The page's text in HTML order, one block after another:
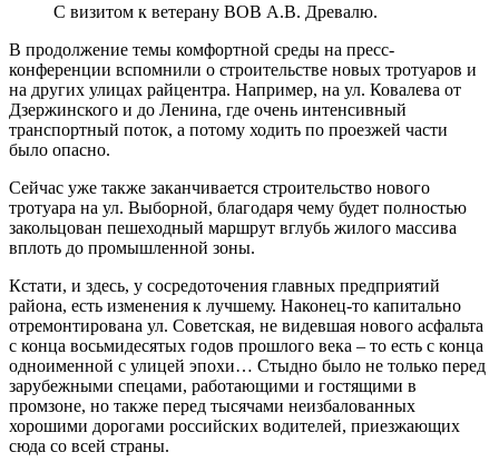
С визитом к ветерану ВОВ А.В. Древалю.
В продолжение темы комфортной среды на пресс-
конференции вспомнили о строительстве новых тротуаров и
на других улицах райцентра. Например, на ул. Ковалева от
Дзержинского и до Ленина, где очень интенсивный
транспортный поток, а потому ходить по проезжей части
было опасно.
Сейчас уже также заканчивается строительство нового
тротуара на ул. Выборной, благодаря чему будет полностью
закольцован пешеходный маршрут вглубь жилого массива
вплоть до промышленной зоны.
Кстати, и здесь, у сосредоточения главных предприятий
района, есть изменения к лучшему. Наконец-то капитально
отремонтирована ул. Советская, не видевшая нового асфальта
с конца восьмидесятых годов прошлого века – то есть с конца
одноименной с улицей эпохи… Стыдно было не только перед
зарубежными спецами, работающими и гостящими в
промзоне, но также перед тысячами неизбалованных
хорошими дорогами российских водителей, приезжающих
сюда со всей страны.